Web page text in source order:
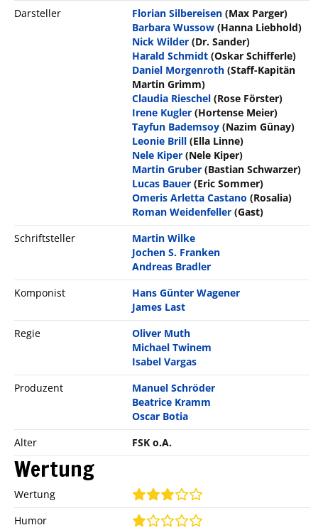
Darsteller
Florian Silbereisen (Max Parger)
Barbara Wussow (Hanna Liebhold)
Nick Wilder (Dr. Sander)
Harald Schmidt (Oskar Schifferle)
Daniel Morgenroth (Staff-Kapitän
Martin Grimm)
Claudia Rieschel (Rose Förster)
Irene Kugler (Hortense Meier)
Tayfun Bademsoy (Nazim Günay)
Leonie Brill (Ella Linne)
Nele Kiper (Nele Kiper)
Martin Gruber (Bastian Schwarzer)
Lucas Bauer (Eric Sommer)
Omeris Arletta Castano (Rosalia)
Roman Weidenfeller (Gast)
Schriftsteller
Martin Wilke
Jochen S. Franken
Andreas Bradler
Komponist
Hans Günter Wagener
James Last
Regie
Oliver Muth
Michael Twinem
Isabel Vargas
Produzent
Manuel Schröder
Beatrice Kramm
Oscar Botia
Alter
FSK o.A.
Wertung
Wertung
Humor